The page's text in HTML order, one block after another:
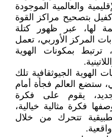
والعالمية الموجودة
بتصحيح مراكز القوة
لها، عبر ظهور كتلة
المركز الأوربي، تعمل
ترتبط بمكونات الهوية
الجيوثقافية تلك
ستضع العالم فجأة أمام
يقوم على فكرة
فكرة مثالية خيالية،
تتحرك من خلال